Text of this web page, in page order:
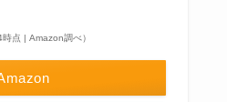
点 | Amazon調べ）